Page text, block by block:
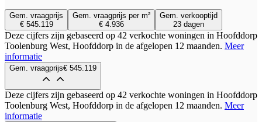
Gem. vraagprijs
€ 545.119
Gem. vraagprijs per m²
€ 4.936
Gem. verkooptijd
23 dagen
Deze cijfers zijn gebaseerd op 42 verkochte woningen in Hoofddorp
Toolenburg West, Hoofddorp in de afgelopen 12 maanden. Meer
informatie
Gem. vraagprijs€ 545.119
Deze cijfers zijn gebaseerd op 42 verkochte woningen in Hoofddorp
Toolenburg West, Hoofddorp in de afgelopen 12 maanden. Meer
informatie